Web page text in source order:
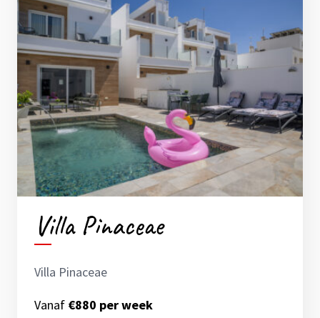
De locatie van de
accommodatie
Villa Pinaceae
Villa Pinaceae
Vanaf €880 per week